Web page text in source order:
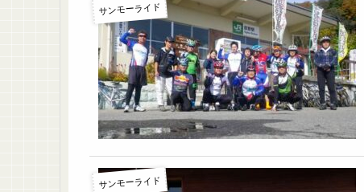
サンモーライド
サンモーライド